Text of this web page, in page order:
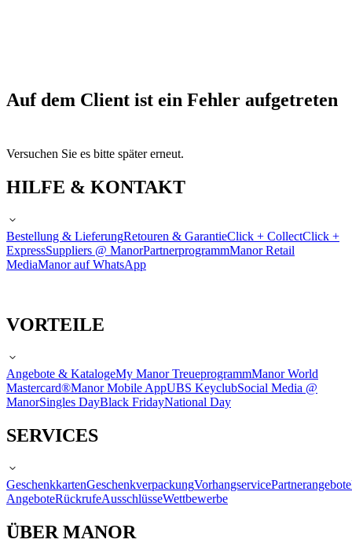
Auf dem Client ist ein Fehler aufgetreten
Versuchen Sie es bitte später erneut.
HILFE & KONTAKT
Bestellung & LieferungRetouren & GarantieClick + CollectClick +
ExpressSuppliers @ ManorPartnerprogrammManor Retail
MediaManor auf WhatsApp
VORTEILE
Angebote & KatalogeMy Manor TreueprogrammManor World
Mastercard®Manor Mobile AppUBS KeyclubSocial Media @
ManorSingles DayBlack FridayNational Day
SERVICES
GeschenkkartenGeschenkverpackungVorhangservicePartnerangebote
AngeboteRückrufeAusschlüsseWettbewerbe
ÜBER MANOR